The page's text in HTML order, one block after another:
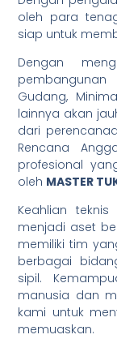
oleh para
siap untuk
Dengan
pembangunan
Gudang,
lainnya akan
dari
Rencana
profesional
oleh MASTER
Keahlian
menjadi aset
memiliki tim
berbagai
sipil.
manusia dan
kami untuk
memuaskan.